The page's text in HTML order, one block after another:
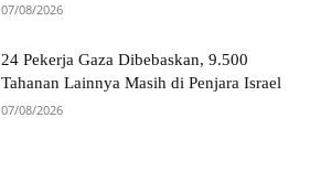
07/08/2026
24 Pekerja Gaza Dibebaskan, 9.500
Tahanan Lainnya Masih di Penjara Israel
07/08/2026